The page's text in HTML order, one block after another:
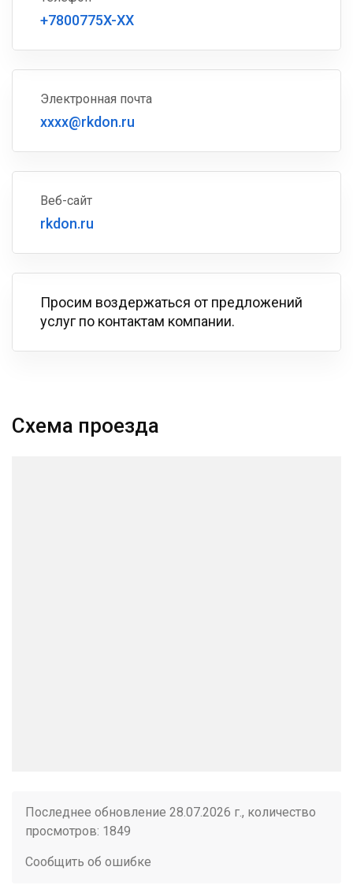
+7800775X-XX
Электронная почта
xxxx@rkdon.ru
Веб-сайт
rkdon.ru
Просим воздержаться от предложений
услуг по контактам компании.
Схема проезда
Последнее обновление 28.07.2026 г., количество
просмотров: 1849
Сообщить об ошибке